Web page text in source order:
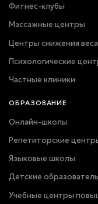
Фитнес-клубы
Массажные центры
Центры снижения веса
Психологические
Частные клиники
ОБРАЗОВАНИЕ
Онлайн-школы
Репетиторские
Языковые школы
Детские
Учебные центры